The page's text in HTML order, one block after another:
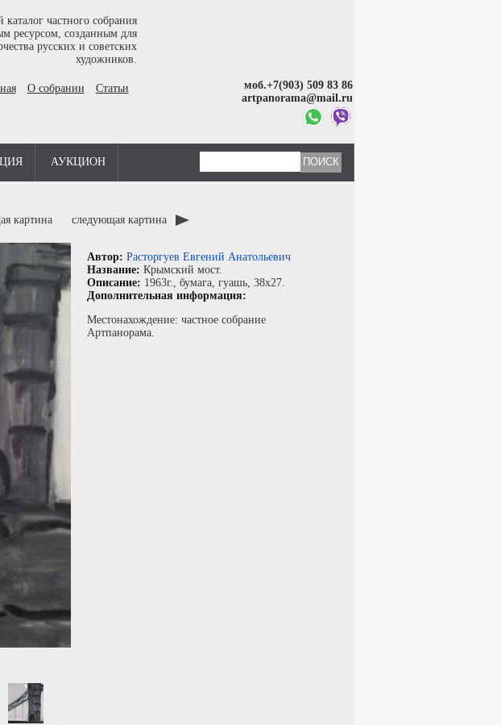
частного собрания
ресурсом, созданным для
русских и советских
художников.
О собрании Статьи
моб.+7(903) 509 83 86
artpanorama@mail.ru
АУКЦИОН
картина следующая картина
Автор: Расторгуев Евгений Анатольевич
Название: Крымский мост.
Описание: 1963г., бумага, гуашь, 38x27.
Дополнительная информация:
Местонахождение: частное собрание
Артпанорама.